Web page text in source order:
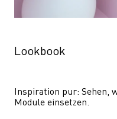
Lookbook
Inspiration pur: Sehen,
Module einsetzen.